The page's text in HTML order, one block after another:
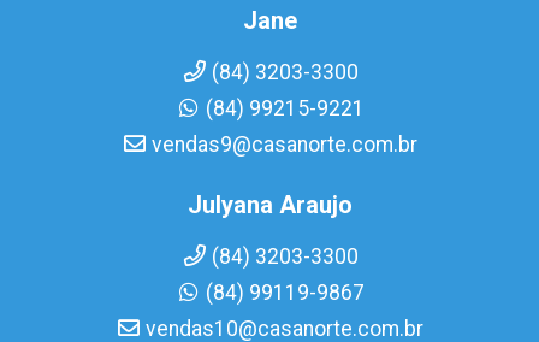
Jane
(84) 3203-3300
(84) 99215-9221
vendas9@casanorte.com.br
Julyana Araujo
(84) 3203-3300
(84) 99119-9867
vendas10@casanorte.com.br